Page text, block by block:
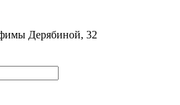
Дерябиной, 32